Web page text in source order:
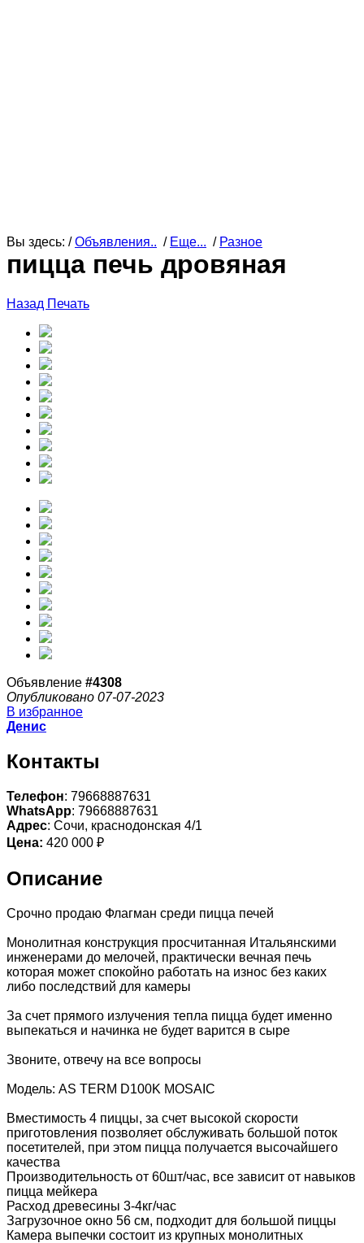
Вы здесь: /Объявления.. / Еще... / Разное
пицца печь дровяная
Назад Печать
Объявление #4308
Опубликовано 07-07-2023
В избранное
Денис
Контакты
Телефон: 79668887631
WhatsApp: 79668887631
Адрес: Сочи, краснодонская 4/1
Цена: 420 000 ₽
Описание
Срочно продаю Флагман среди пицца печей
Монолитная конструкция просчитанная Итальянскими
инженерами до мелочей, практически вечная печь
которая может спокойно работать на износ без каких
либо последствий для камеры
За счет прямого излучения тепла пицца будет именно
выпекаться и начинка не будет варится в сыре
Звоните, отвечу на все вопросы
Модель: AS TERM D100K MOSAIC
Вместимость 4 пиццы, за счет высокой скорости
приготовления позволяет обслуживать большой поток
посетителей, при этом пицца получается высочайшего
качества
Производительность от 60шт/час, все зависит от навыков
пицца мейкера
Расход древесины 3-4кг/час
Загрузочное окно 56 см, подходит для большой пиццы
Камера выпечки состоит из крупных монолитных